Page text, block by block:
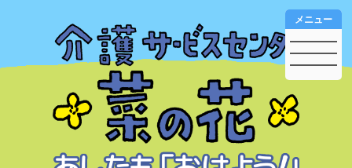
メニュー